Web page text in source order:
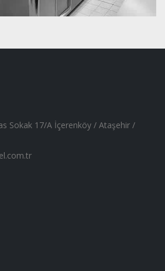
Sokak 17/A İçerenköy / Ataşehir /